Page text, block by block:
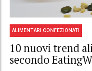
ALIMENTARI CONFEZIONATI
10 nuovi trend
secondo